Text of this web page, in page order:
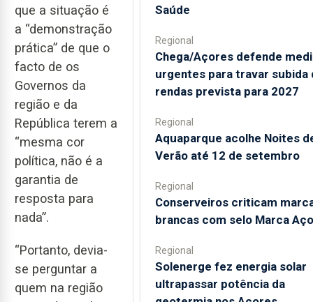
que a situação é
a “demonstração
prática” de que o
facto de os
Governos da
região e da
República terem a
“mesma cor
política, não é a
garantia de
resposta para
nada”.
“Portanto, devia-
se perguntar a
quem na região
Saúde
Regional
Chega/Açores defende
urgentes para travar subida
rendas prevista para 2027
Regional
Aquaparque acolhe Noites
Verão até 12 de setembro
Regional
Conserveiros criticam
brancas com selo Marca
Regional
Solenerge fez energia solar
ultrapassar potência da